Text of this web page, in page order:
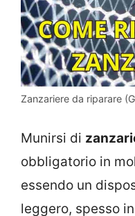
Zanzariere da riparare
Munirsi di
obbligatorio in
essendo un
leggero, spesso